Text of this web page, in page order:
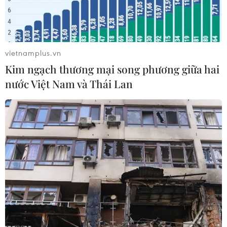
Ảnh minh họa. (Nguồn: asm)
Theo PLOS, các nhà khoa học Trung Quốc vừa
phát hiện hai loại virus mới trên dơi có họ hàng
gần với virus Nipah và Hendra - những mầm
bệnh nguy hiểm từng gây tử vong cao ở người.
Phát hiện được thực hiện tại các vườn cây ăn
trái gần khu dân cư ở tỉnh Vân Nam, làm dấy
vietnamplus.vn
Kim ngạch thương mại song phương giữa hai
nước Việt Nam và Thái Lan